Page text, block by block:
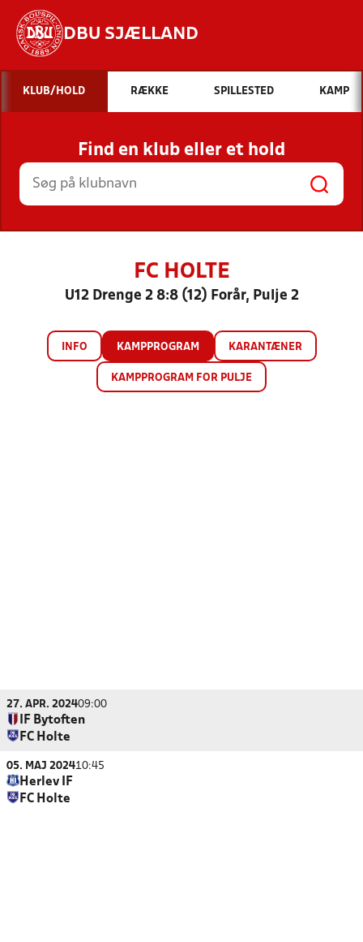
DBU SJÆLLAND
Hvad vil du søge efter?
INDHOLD OG NYHEDER
STILLINGER, RESULTATER, KLUBBER OG
HOLD
KLUB/HOLD RÆKKE SPILLESTED KAMP
Find en klub eller et hold
FC HOLTE
U12 Drenge 2 8:8 (12) Forår, Pulje 2
INFO KAMPPROGRAM KARANTÆNER
KAMPPROGRAM FOR PULJE
27. APR. 202409:00
IF Bytoften
FC Holte
05. MAJ 202410:45
Herlev IF
FC Holte